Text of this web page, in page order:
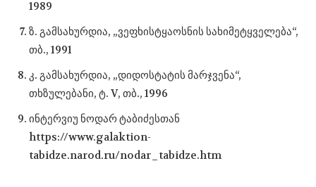
1989
ზ. გამსახურდია, „ვეფხისტყაოსნის სახიმეტყველება“,
თბ., 1991
კ. გამსახურდია, „დიდოსტატის მარჯვენა“,
თხზულებანი, ტ. V, თბ., 1996
ინტერვიუ ნოდარ ტაბიძესთან
https://www.galaktion-
tabidze.narod.ru/nodar_tabidze.htm